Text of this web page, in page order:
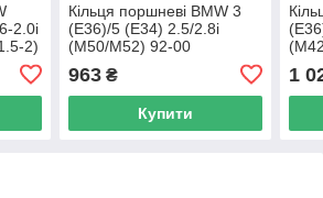
2.0i
2)
0N0
Кільця поршневі BMW 3
(E36)/5 (E34) 2.5/2.8i
(M50/M52) 92-00
(84.00mm/STD) (1.5-1.5-2)
MAHLE 083 06 N0 UA62
963₴
Купити
1